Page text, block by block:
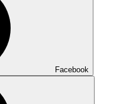
Facebook